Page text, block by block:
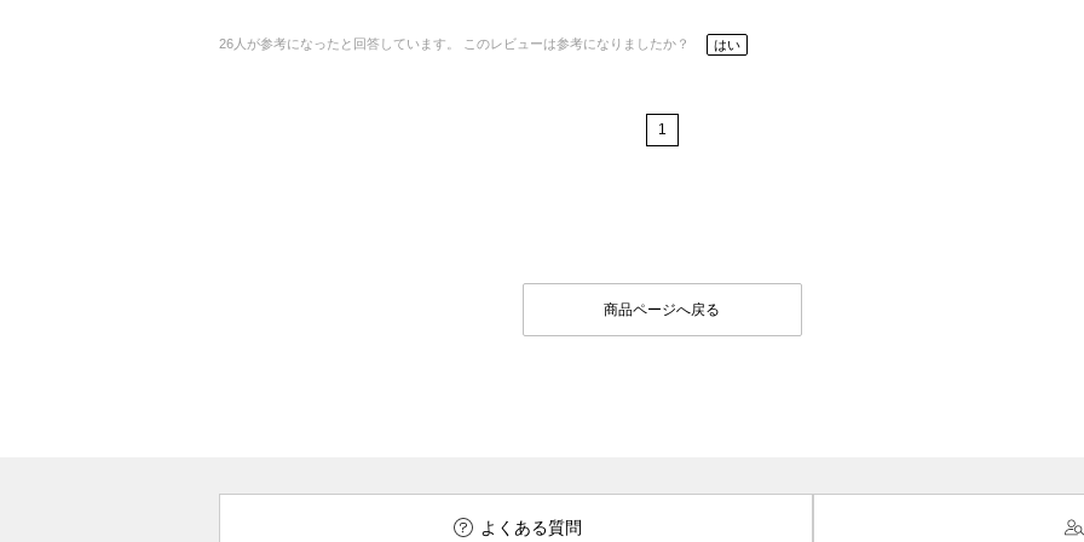
26 人が参考になったと回答しています。 このレビューは参考になりましたか？ はい
1
商品ページへ戻る
よくある質問